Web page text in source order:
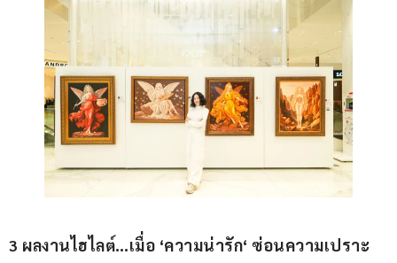
3 ผลงานไฮไลต์…เมื่อ ‘ความน่ารัก‘ ซ่อนความเปราะ